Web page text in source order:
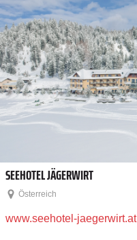
SEEHOTEL JÄGERWIRT
Österreich
www.seehotel-jaegerwirt.at